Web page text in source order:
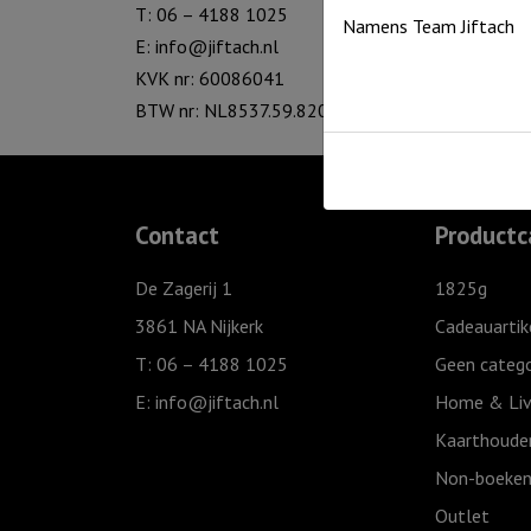
T: 06 – 4188 1025
E: info@jiftach.nl
KVK nr: 60086041
BTW nr: NL8537.59.820.B01
Contact
De Zagerij 1
3861 NA Nijkerk
T: 06 – 4188 1025
E: info@jiftach.nl
1825g
Geen
Home &
Non-
Outlet
Namens Team Jiftach